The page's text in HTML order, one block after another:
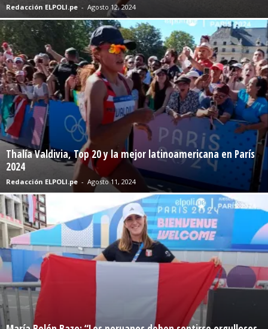
Redacción ELPOLI.pe - Agosto 12, 2024
Thalía Valdivia, Top 20 y la mejor latinoamericana en París
2024
Redacción ELPOLI.pe - Agosto 11, 2024